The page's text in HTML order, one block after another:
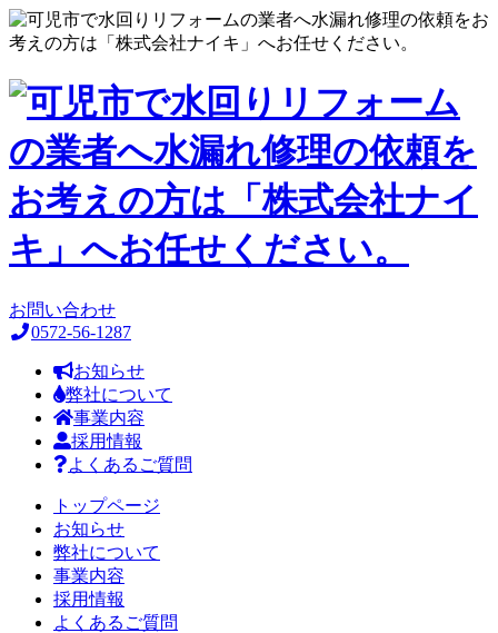
お問い合わせ
0572-56-1287
お知らせ
弊社について
事業内容
採用情報
よくあるご質問
トップページ
お知らせ
弊社について
事業内容
採用情報
よくあるご質問